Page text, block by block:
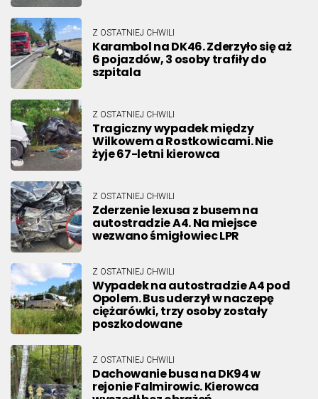
Z OSTATNIEJ CHWILI
Karambol na DK46. Zderzyło się aż
6 pojazdów, 3 osoby trafiły do
szpitala
Z OSTATNIEJ CHWILI
Tragiczny wypadek między
Wilkowem a Rostkowicami. Nie
żyje 67-letni kierowca
Z OSTATNIEJ CHWILI
Zderzenie lexusa z busem na
autostradzie A4. Na miejsce
wezwano śmigłowiec LPR
Z OSTATNIEJ CHWILI
Wypadek na autostradzie A4 pod
Opolem. Bus uderzył w naczepę
ciężarówki, trzy osoby zostały
poszkodowane
Z OSTATNIEJ CHWILI
Dachowanie busa na DK94 w
rejonie Falmirowic. Kierowca